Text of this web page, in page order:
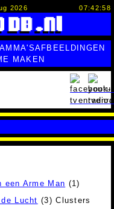
2026 07:42:59
AFBEELDINGEN
MAKEN
een Arme Man (1)
Lucht (3) Clusters